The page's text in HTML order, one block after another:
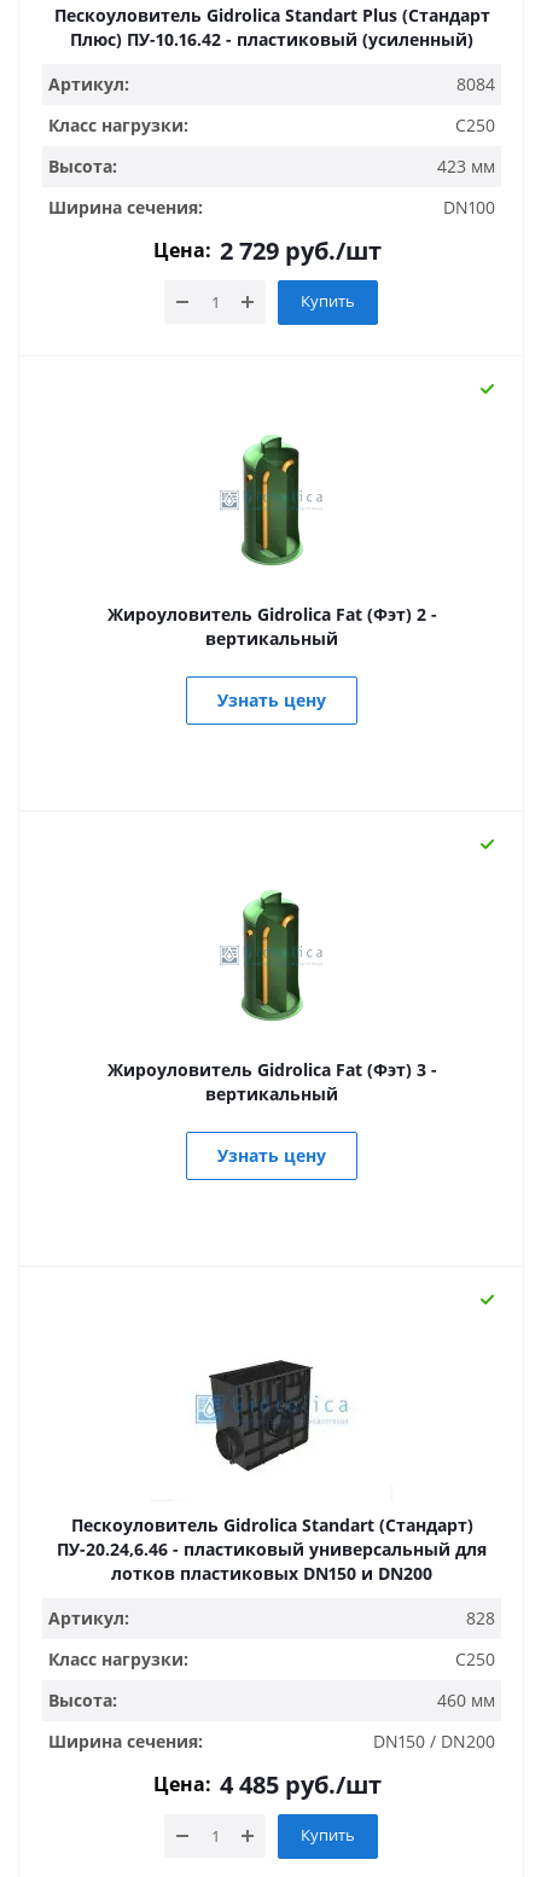
Пескоуловитель Gidrolica Standart Plus (Стандарт
Плюс) ПУ-10.16.42 - пластиковый (усиленный)
Артикул:
8084
Класс нагрузки:
C250
Высота:
423 мм
Ширина сечения:
DN100
Цена: 2 729 руб./шт
Купить
Жироуловитель Gidrolica Fat (Фэт) 2 -
вертикальный
Узнать цену
Жироуловитель Gidrolica Fat (Фэт) 3 -
вертикальный
Узнать цену
Пескоуловитель Gidrolica Standart (Стандарт)
ПУ-20.24,6.46 - пластиковый универсальный для
лотков пластиковых DN150 и DN200
Артикул:
828
Класс нагрузки:
C250
Высота:
460 мм
Ширина сечения:
DN150 / DN200
Цена: 4 485 руб./шт
Купить